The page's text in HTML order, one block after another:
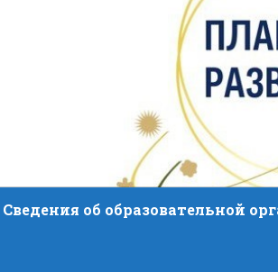
Сведения об образовательной